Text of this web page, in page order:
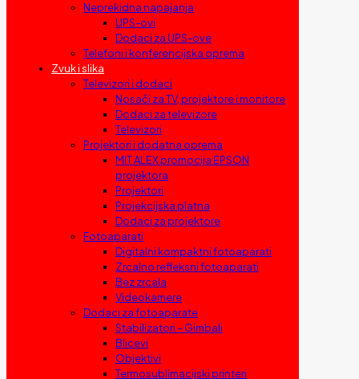
Neprekidna napajanja
UPS-ovi
Dodaci za UPS-ove
Telefoni i konferencijska oprema
Zvuk i slika
Televizori i dodaci
Nosači za TV, projektore i monitore
Dodaci za televizore
Televizori
Projektori i dodatna oprema
MIT ALEX promocija EPSON
projektora
Projektori
Projekcijska platna
Dodaci za projektore
Fotoaparati
Digitalni kompaktni fotoaparati
Zrcalno refleksni fotoaparati
Bez zrcala
Videokamere
Dodaci za fotoaparate
Stabilizatori – Gimbali
Blicevi
Objektivi
Termosublimacijski printeri